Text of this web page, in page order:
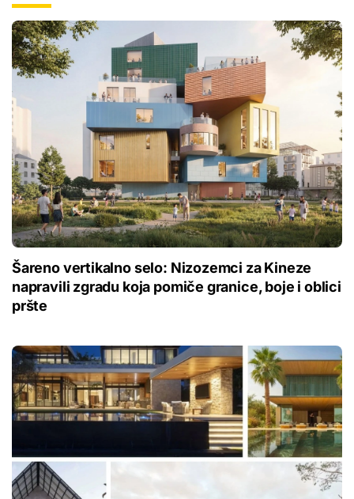
Šareno vertikalno selo: Nizozemci za Kineze
napravili zgradu koja pomiče granice, boje i oblici
pršte